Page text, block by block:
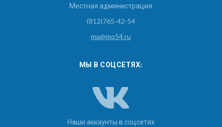
Местная администрация
(812)765-42-54
ma@mo54.ru
МЫ В СОЦСЕТЯХ:
Наши аккаунты в соцсетях